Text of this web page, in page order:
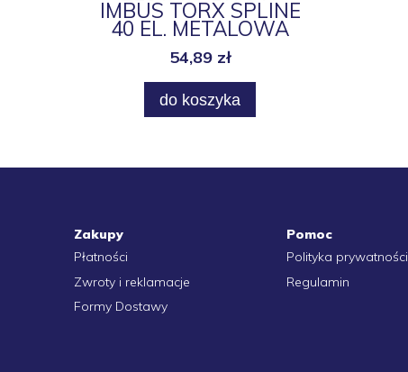
IMBUS TORX SPLINE
40 EL. METALOWA
WALIZKA
54,89 zł
do koszyka
Zakupy
Płatności
Zwroty i reklamacje
Formy Dostawy
Pomoc
Polityka prywatności
Regulamin